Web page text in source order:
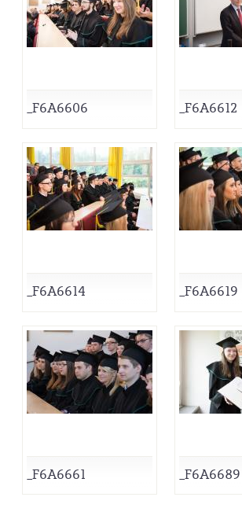
_F6A6606 _F6A6612
_F6A6614 _F6A6619
_F6A6661 _F6A6689